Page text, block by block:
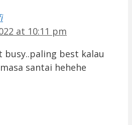
at 10:11 pm
busy..paling best kalau
santai hehehe